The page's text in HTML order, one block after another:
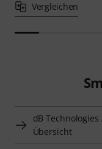
Vergleichen
dB
Übersicht